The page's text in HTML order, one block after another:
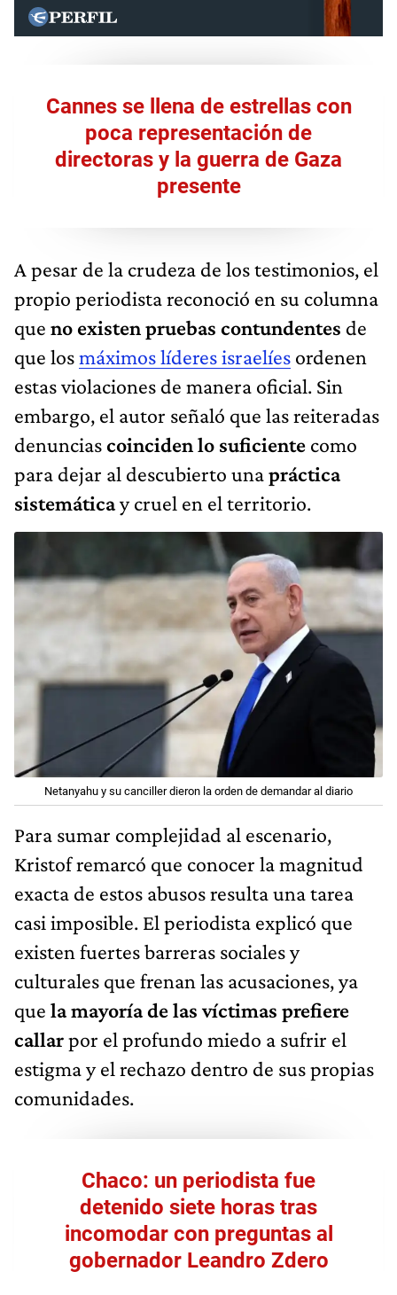
Cannes se llena de estrellas con
poca representación de
directoras y la guerra de Gaza
presente
A pesar de la crudeza de los testimonios, el
propio periodista reconoció en su columna
que no existen pruebas contundentes de
que losmáximos líderes israelíes ordenen
estas violaciones de manera oficial. Sin
embargo, el autor señaló que las reiteradas
denunciascoinciden lo suficiente como
para dejar al descubierto unapráctica
sistemáticay cruel en el territorio.
Netanyahu y su canciller dieron la orden de demandar al diario
Para sumar complejidad al escenario,
Kristof remarcó que conocer la magnitud
exacta de estos abusos resulta una tarea
casi imposible. El periodista explicó que
existen fuertes barreras sociales y
culturales que frenan las acusaciones, ya
que la mayoría de las víctimas prefiere
callarpor el profundo miedo a sufrir el
estigma y el rechazo dentro de sus propias
comunidades.
Chaco: un periodista fue
detenido siete horas tras
incomodar con preguntas al
gobernador Leandro Zdero